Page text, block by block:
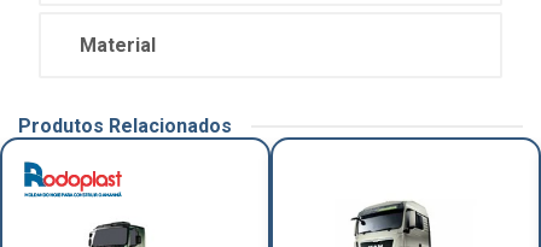
Material
Produtos Relacionados